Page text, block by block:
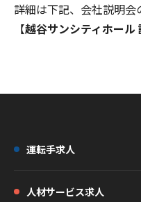
詳細は下記、会社説明会
【越谷サンシティホール
運転手求人
人材サービス求人